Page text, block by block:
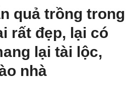
quả trồng trong
rất đẹp, lại có
lại tài lộc,
nhà